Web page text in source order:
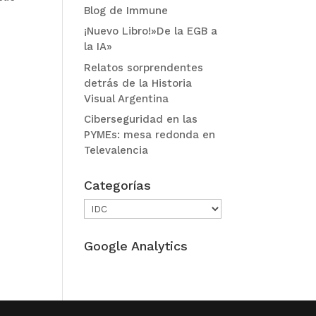
Blog de Immune
¡Nuevo Libro!»De la EGB a
la IA»
Relatos sorprendentes
detrás de la Historia
Visual Argentina
Ciberseguridad en las
PYMEs: mesa redonda en
Televalencia
Categorías
Categorías
Google Analytics